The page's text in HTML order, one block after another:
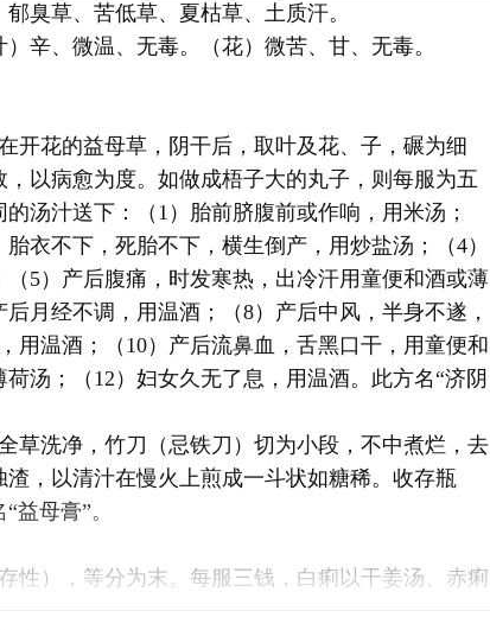
臭草、苦低草、夏枯草、土质汗。
辛、微温、无毒。（花）微苦、甘、无毒。
开花的益母草，阴干后，取叶及花、子，碾为细
以病愈为度。如做成梧子大的丸子，则每服为五
汤汁送下：（1）胎前脐腹前或作响，用米汤；
衣不下，死胎不下，横生倒产，用炒盐汤；（4）
5）产后腹痛，时发寒热，出冷汗用童便和酒或薄
月经不调，用温酒；（8）产后中风，半身不遂，
用温酒；（10）产后流鼻血，舌黑口干，用童便和
汤；（12）妇女久无了息，用温酒。此方名“济阴
草洗净，竹刀（忌铁刀）切为小段，不中煮烂，去
，以清汁在慢火上煎成一斗状如糖稀。收存瓶
益母膏”。
性），等分为末。每服三钱，白痢以干姜汤、赤痢